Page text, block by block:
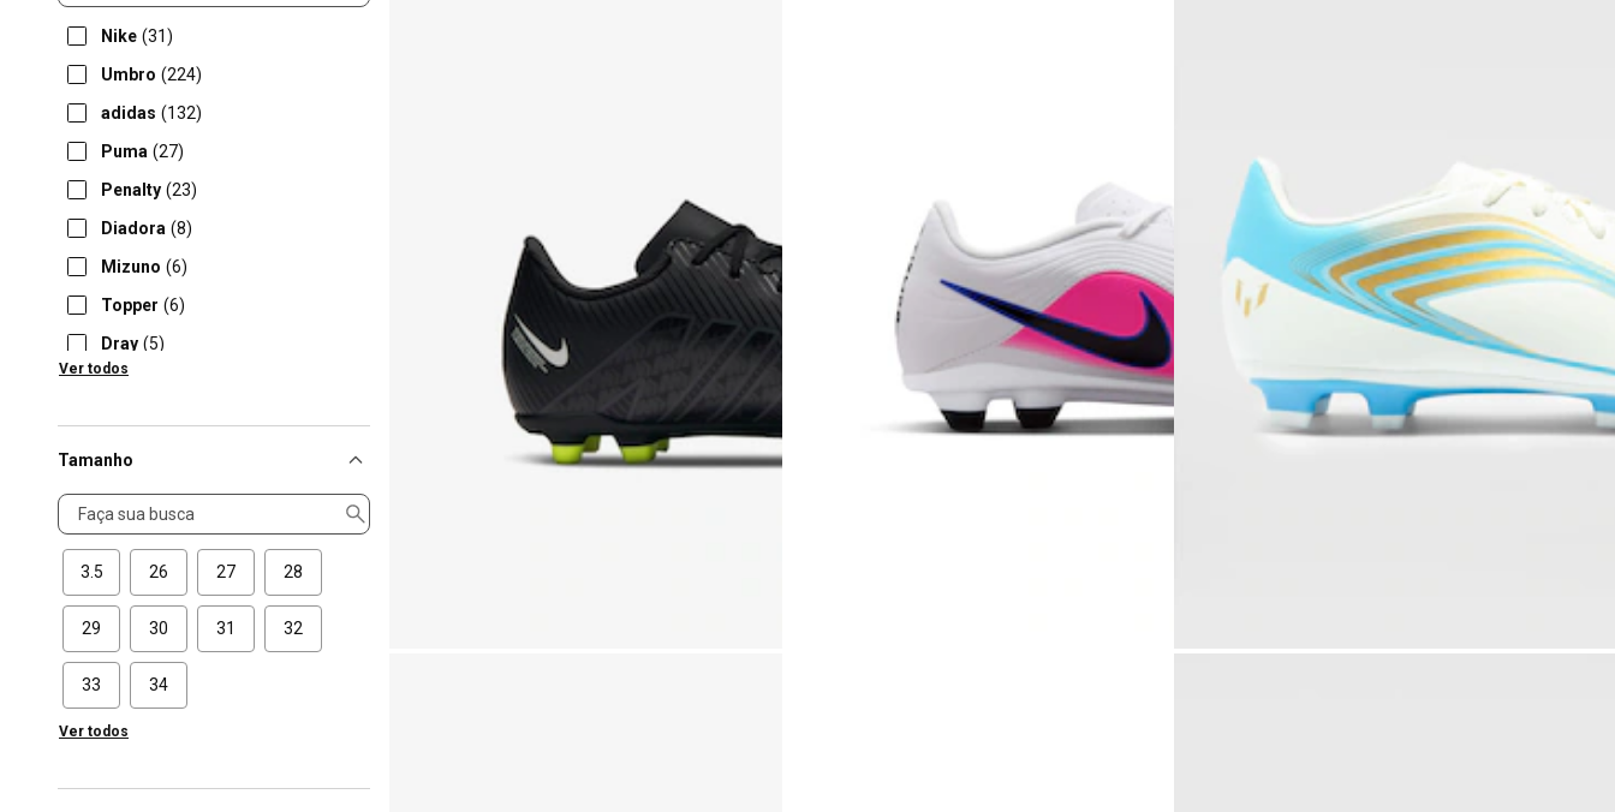
Nike (31)
Umbro (224)
adidas (132)
Puma (27)
Penalty (23)
Diadora (8)
Mizuno (6)
Topper (6)
Dray (5)
OXN
Ver todos
Tamanho
Tamanho
3.5 26 27 28
29 30 31 32
33 34
Ver todos